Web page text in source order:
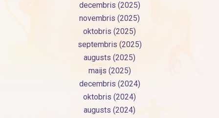
decembris (2025)
novembris (2025)
oktobris (2025)
septembris (2025)
augusts (2025)
maijs (2025)
decembris (2024)
oktobris (2024)
augusts (2024)